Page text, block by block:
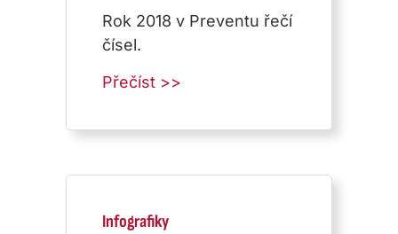
Rok 2018 v Preventu řečí
čísel.
Přečíst >>
Infografiky